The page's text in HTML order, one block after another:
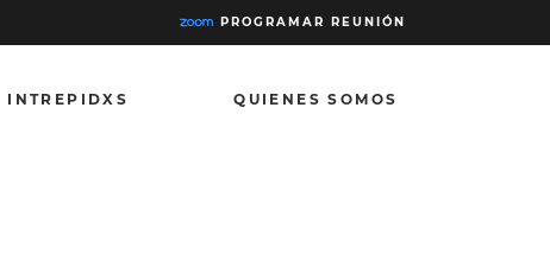
PROGRAMAR REUNIÓN
INTREPIDXS QUIENES SOMOS